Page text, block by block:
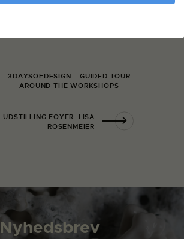
3DAYSOFDESIGN – GUIDED TOUR
AROUND THE WORKSHOPS
UDSTILLING FOYER: LISA
ROSENMEIER
Nyhedsbrev